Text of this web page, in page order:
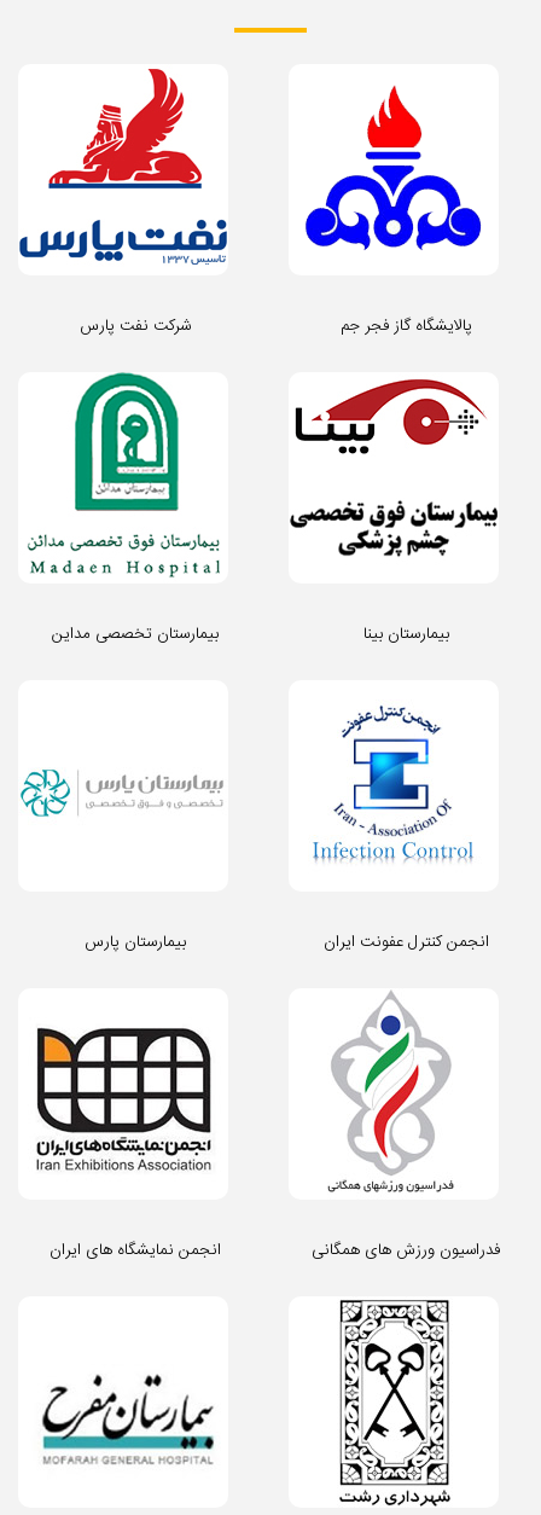
شرکت نفت پارس پالایشگاه گاز فجر جم
بیمارستان تخصصی مداین بیمارستان بینا
بیمارستان پارس انجمن کنترل عفونت ایران
انجمن نمایشگاه های ایران فدراسیون ورزش های همگانی